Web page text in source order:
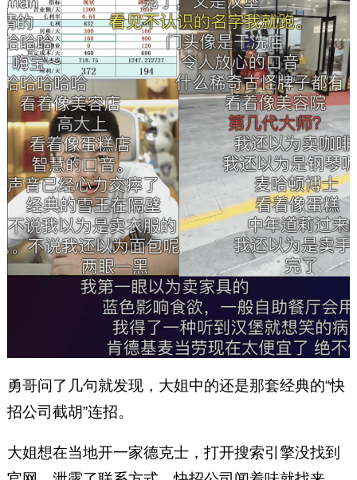
勇哥问了几句就发现，大姐中的还是那套经典的“快
招公司截胡”连招。
大姐想在当地开一家德克士，打开搜索引擎没找到